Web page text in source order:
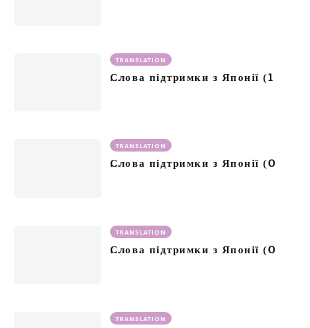
TRANSLATION
Слова підтримки з Японії (1
TRANSLATION
Слова підтримки з Японії (0
TRANSLATION
Слова підтримки з Японії (0
TRANSLATION